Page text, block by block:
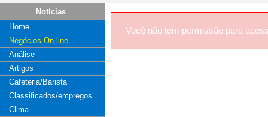
Notícias
Home
Negócios On-line
Análise
Artigos
Cafeteria/Barista
Classificados/empregos
Clima
Você não tem permissão para